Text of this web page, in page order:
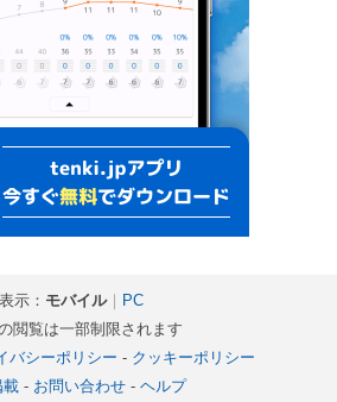
表示： モバイル｜ PC
閲覧は一部制限されます
バシーポリシー - クッキーポリシー
載- お問い合わせ- ヘルプ